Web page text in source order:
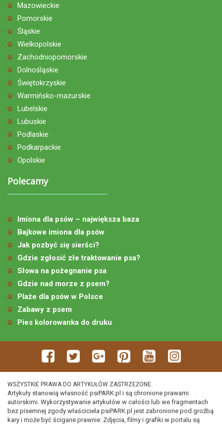
Mazowieckie
Pomorskie
Śląskie
Wielkopolskie
Zachodniopomorskie
Dolnośląskie
Świętokrzyskie
Warmińsko-mazurskie
Lubelskie
Lubuskie
Podlaskie
Podkarpackie
Opolskie
Polecamy
Imiona dla psów – największa baza
Bajkowe imiona dla psów
Jak pozbyć się sierści?
Gdzie zgłosić złe traktowanie psa?
Słowa na pożegnanie psa
Gdzie nad morze z psem?
Plaże dla psów w Polsce
Zabawy z psem
Pies kolorowanka do druku
WSZYSTKIE PRAWA DO ARTYKUŁÓW ZASTRZEŻONE.
Artykuły stanowią własność psiPARK.pl i są chronione prawami
autorskimi. Wykorzystywanie artykułów w całości lub we fragmentach
bez pisemnej zgody właściciela psiPARK.pl jest zabronione pod groźbą
kary i może być ścigane prawnie. Zdjęcia, filmy i grafiki w portalu są